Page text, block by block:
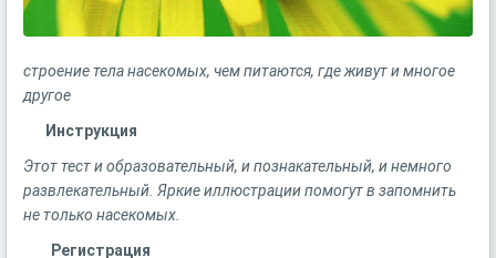
строение тела насекомых, чем питаются, где живут и многое
другое
Инструкция
Этот тест иобразовательный, и познакательный, и немного
развлекательный. Яркие иллюстрации помогут в запомнить
не только насекомых.
Регистрация